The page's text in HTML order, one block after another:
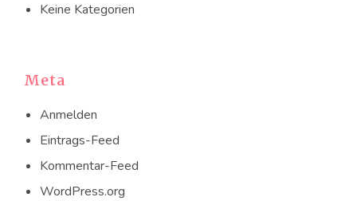
Keine Kategorien
Meta
Anmelden
Eintrags-Feed
Kommentar-Feed
WordPress.org